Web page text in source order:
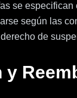
se
según las
de
y